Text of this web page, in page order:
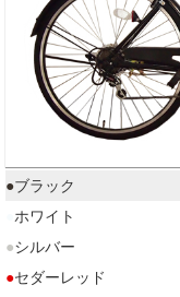
●ブラック
ホワイト
●シルバー
●セダーレッド